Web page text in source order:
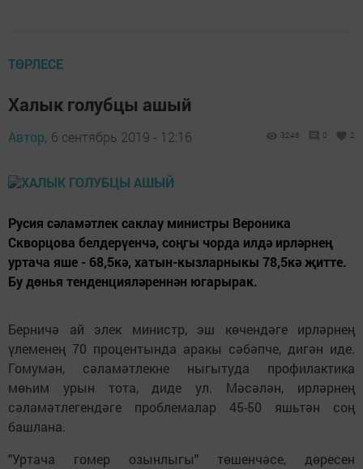
ТӨРЛЕСЕ
Халык голубцы ашый
Автор, 6 сентябрь 2019 - 12:16 3246 0 2
Русия сәламәтлек саклау министры Вероника
Скворцова белдерүенчә, соңгы чорда илдә ирләрнең
уртача яше - 68,5кә, хатын-кызларныкы 78,5кә җитте.
Бу дөнья тенденцияләреннән югарырак.
Берничә ай элек министр, эш көчендәге ирләрнең
үлеменең 70 процентында аракы сәбәпче, дигән иде.
Гомумән, сәламәтлекне ныгытуда профилактика
мөһим урын тота, диде ул. Мәсәлән, ирләрнең
сәламәтлегендәге проблемалар 45-50 яшьтән соң
башлана.
"Уртача гомер озынлыгы" төшенчәсе, дөресен